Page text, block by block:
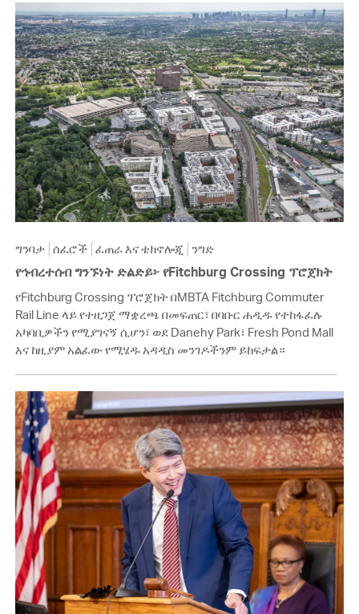
ግንባታ ሰፈሮች ፈጠራ እና ቴክኖሎጂ ንግድ
የኅብረተሰብ ግንኙነት ድልድይ፦ የFitchburg Crossing ፕሮጀክት
የFitchburg Crossing ፕሮጀክት በMBTA Fitchburg Commuter
Rail Line ላይ የተዘጋጀ ማቋረጫ በመፍጠር፣ በባቡር ሐዲዱ የተከፋፈሉ
አካባቢዎችን የሚያገናኝ ሲሆን፣ ወደ Danehy Park፣ Fresh Pond Mall
እና ከዚያም አልፈው የሚሄዱ አዳዲስ መንገዶችንም ይከፍታል።